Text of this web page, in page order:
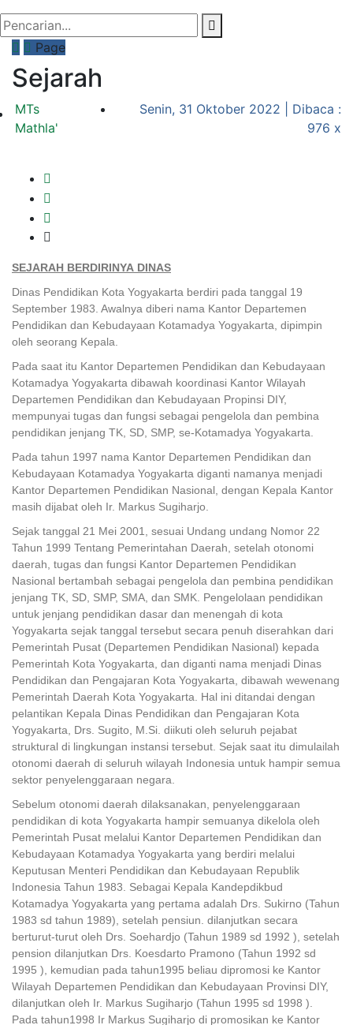
Page
Sejarah
MTs
Mathla'
Senin, 31 Oktober 2022 | Dibaca :
976 x
SEJARAH BERDIRINYA DINAS
Dinas Pendidikan Kota Yogyakarta berdiri pada tanggal 19
September 1983. Awalnya diberi nama Kantor Departemen
Pendidikan dan Kebudayaan Kotamadya Yogyakarta, dipimpin
oleh seorang Kepala.
Pada saat itu Kantor Departemen Pendidikan dan Kebudayaan
Kotamadya Yogyakarta dibawah koordinasi Kantor Wilayah
Departemen Pendidikan dan Kebudayaan Propinsi DIY,
mempunyai tugas dan fungsi sebagai pengelola dan pembina
pendidikan jenjang TK, SD, SMP, se-Kotamadya Yogyakarta.
Pada tahun 1997 nama Kantor Departemen Pendidikan dan
Kebudayaan Kotamadya Yogyakarta diganti namanya menjadi
Kantor Departemen Pendidikan Nasional, dengan Kepala Kantor
masih dijabat oleh Ir. Markus Sugiharjo.
Sejak tanggal 21 Mei 2001, sesuai Undang undang Nomor 22
Tahun 1999 Tentang Pemerintahan Daerah, setelah otonomi
daerah, tugas dan fungsi Kantor Departemen Pendidikan
Nasional bertambah sebagai pengelola dan pembina pendidikan
jenjang TK, SD, SMP, SMA, dan SMK. Pengelolaan pendidikan
untuk jenjang pendidikan dasar dan menengah di kota
Yogyakarta sejak tanggal tersebut secara penuh diserahkan dari
Pemerintah Pusat (Departemen Pendidikan Nasional) kepada
Pemerintah Kota Yogyakarta, dan diganti nama menjadi Dinas
Pendidikan dan Pengajaran Kota Yogyakarta, dibawah wewenang
Pemerintah Daerah Kota Yogyakarta. Hal ini ditandai dengan
pelantikan Kepala Dinas Pendidikan dan Pengajaran Kota
Yogyakarta, Drs. Sugito, M.Si. diikuti oleh seluruh pejabat
struktural di lingkungan instansi tersebut. Sejak saat itu dimulailah
otonomi daerah di seluruh wilayah Indonesia untuk hampir semua
sektor penyelenggaraan negara.
Sebelum otonomi daerah dilaksanakan, penyelenggaraan
pendidikan di kota Yogyakarta hampir semuanya dikelola oleh
Pemerintah Pusat melalui Kantor Departemen Pendidikan dan
Kebudayaan Kotamadya Yogyakarta yang berdiri melalui
Keputusan Menteri Pendidikan dan Kebudayaan Republik
Indonesia Tahun 1983. Sebagai Kepala Kandepdikbud
Kotamadya Yogyakarta yang pertama adalah Drs. Sukirno (Tahun
1983 sd tahun 1989), setelah pensiun. dilanjutkan secara
berturut-turut oleh Drs. Soehardjo (Tahun 1989 sd 1992 ), setelah
pension dilanjutkan Drs. Koesdarto Pramono (Tahun 1992 sd
1995 ), kemudian pada tahun1995 beliau dipromosi ke Kantor
Wilayah Departemen Pendidikan dan Kebudayaan Provinsi DIY,
dilanjutkan oleh Ir. Markus Sugiharjo (Tahun 1995 sd 1998 ).
Pada tahun1998 Ir Markus Sugiharjo di promosikan ke Kantor